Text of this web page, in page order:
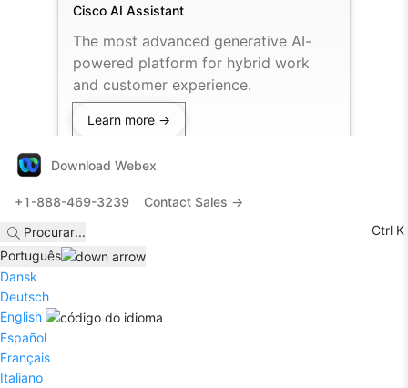
Cisco AI Assistant
The most advanced generative AI-
powered platform for hybrid work
and customer experience.
Learn more →
Download Webex
+1-888-469-3239
Contact Sales →
Procurar...
Ctrl K
Português
Dansk
Deutsch
English
Español
Français
Italiano